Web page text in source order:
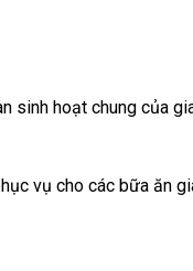
hoạt chung của
vụ cho các bữa ăn